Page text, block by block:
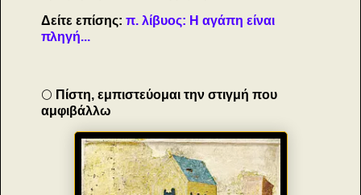
Δείτε επίσης: π. λίβυος: Η αγάπη είναι
πληγή...
🌕 Πίστη, εμπιστεύομαι την στιγμή που
αμφιβάλλω